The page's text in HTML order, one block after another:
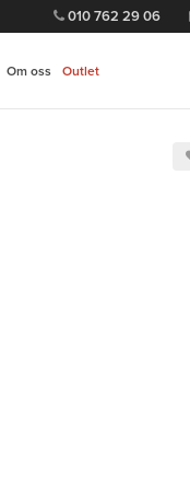
010 762 29 06
Om oss Outlet